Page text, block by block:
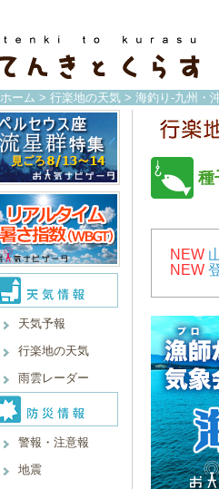
ホーム > 行楽地の天気 > 海釣り-九州・
天気予報
行楽地の天気
雨雲レーダー
警報・注意報
地震
種
NEW
NEW